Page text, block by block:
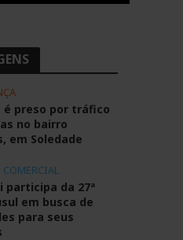
é preso por tráfico
no bairro
em Soledade
COMERCIAL
participa da 27ª
em busca de
para seus